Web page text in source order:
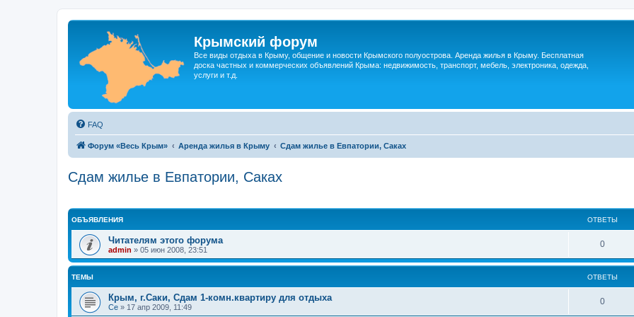
Крымский форум
Все виды отдыха в Крыму, общение и новости Крымского полуострова. Аренда жилья в Крыму. Бесплатная
доска частных и коммерческих объявлений Крыма: недвижимость, транспорт, мебель, электроника, одежда,
услуги и т.д.
FAQ
Форум «Весь Крым» Аренда жилья в Крыму Сдам жилье в Евпатории, Саках
Сдам жилье в Евпатории, Саках
ОБЪЯВЛЕНИЯ ОТВЕТЫ
Читателям этого форума
admin » 05 июн 2008, 23:51
0
ТЕМЫ ОТВЕТЫ
Крым, г.Саки, Сдам 1-комн.квартиру для отдыха
Се » 17 апр 2009, 11:49
0